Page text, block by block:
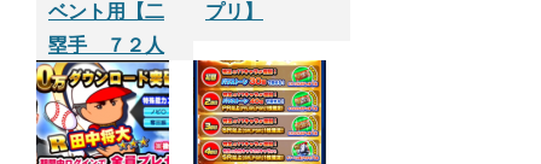
ベント用【二
塁手 ７２人
目】パワプロ
サクセスアプ
リ
プリ】